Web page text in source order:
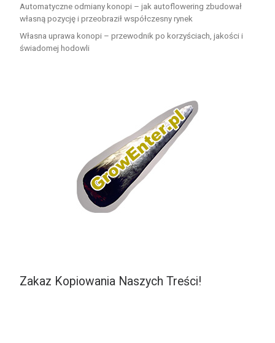
Automatyczne odmiany konopi – jak autoflowering zbudował
własną pozycję i przeobraził współczesny rynek
Własna uprawa konopi – przewodnik po korzyściach, jakości i
świadomej hodowli
Zakaz Kopiowania Naszych Treści!